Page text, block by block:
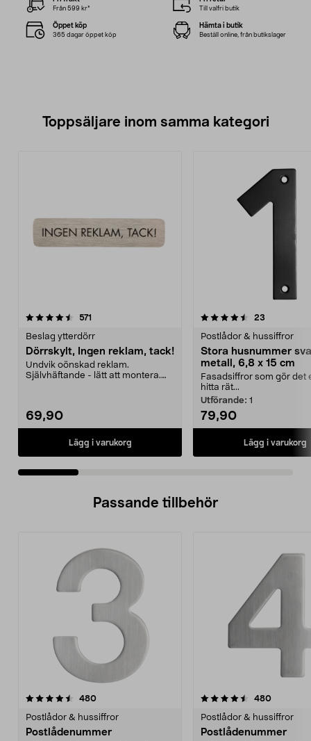
Från 599 kr* Till valfri butik
Öppet köp
365 dagar öppet köp
Hämta i butik
Beställ online, från butikslager
Toppsäljare inom samma kategori
571
Beslag ytterdörr
Dörrskylt, Ingen reklam, tack!
Undvik oönskad reklam.
Självhäftande - lätt att montera.
69,90
Lägg i varukorg
4.5 av 5 stjärnor 23
Postlådor & hussiffror
Stora husnummer
metall, 6,8 x 15 cm
Fasadsiffror som gör det
hitta rät...
Utförande: 1
79,90
Lägg i varukorg
4.5 av 5 stjärnor
Passande tillbehör
480recensioner
Postlådor & hussiffror
Postlådenummer
4.5av 5 stjärnor 480
Postlådor & hussiffror
Postlådenummer
4.5av 5 stjärnor